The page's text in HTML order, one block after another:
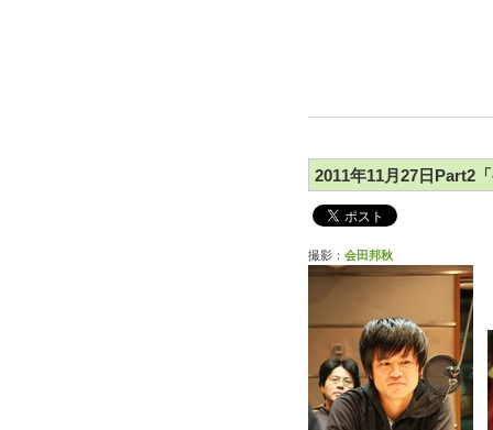
2011年11月27日Part2
撮影： 会田邦秋